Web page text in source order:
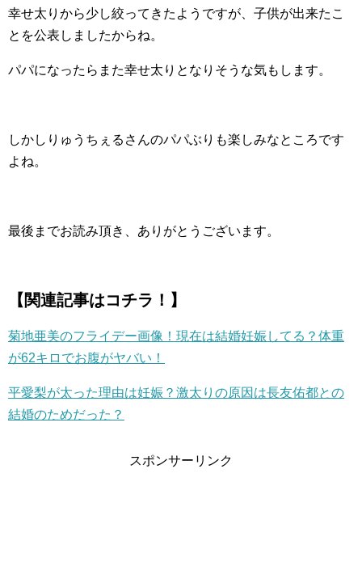
幸せ太りから少し絞ってきたようですが、子供が出来たこ
とを公表しましたからね。
パパになったらまた幸せ太りとなりそうな気もします。
しかしりゅうちぇるさんのパパぶりも楽しみなところです
よね。
最後までお読み頂き、ありがとうございます。
【関連記事はコチラ！】
菊地亜美のフライデー画像！現在は結婚妊娠してる？体重
が62キロでお腹がヤバい！
平愛梨が太った理由は妊娠？激太りの原因は長友佑都との
結婚のためだった？
スポンサーリンク